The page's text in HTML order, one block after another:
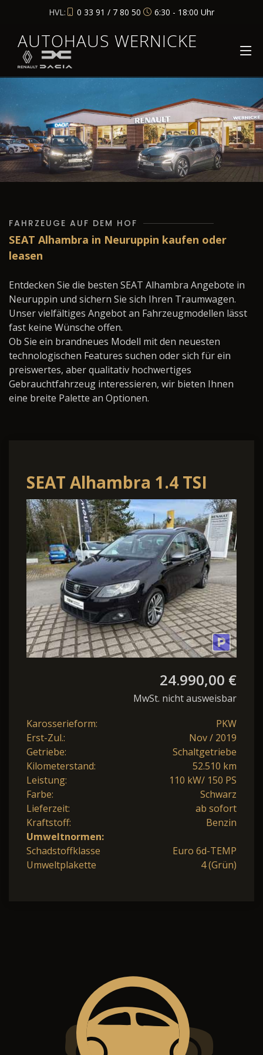
HVL: 0 33 91 / 7 80 50 6:30 - 18:00 Uhr
AUTOHAUS WERNICKE
FAHRZEUGE AUF DEM HOF
SEAT Alhambra in Neuruppin kaufen oder
leasen
Entdecken Sie die besten SEAT Alhambra Angebote in
Neuruppin und sichern Sie sich Ihren Traumwagen.
Unser vielfältiges Angebot an Fahrzeugmodellen lässt
fast keine Wünsche offen.
Ob Sie ein brandneues Modell mit den neuesten
technologischen Features suchen oder sich für ein
preiswertes, aber qualitativ hochwertiges
Gebrauchtfahrzeug interessieren, wir bieten Ihnen
eine breite Palette an Optionen.
SEAT Alhambra 1.4 TSI
FR-Line S&S
24.990,00 €
MwSt. nicht ausweisbar
Karosserieform:
PKW
Erst-Zul.:
Nov / 2019
Getriebe:
Schaltgetriebe
Kilometerstand:
52.510 km
Leistung:
110 kW/ 150 PS
Farbe:
Schwarz
Lieferzeit:
ab sofort
Kraftstoff:
Benzin
Umweltnormen:
Schadstoffklasse
Euro 6d-TEMP
Umweltplakette
4 (Grün)